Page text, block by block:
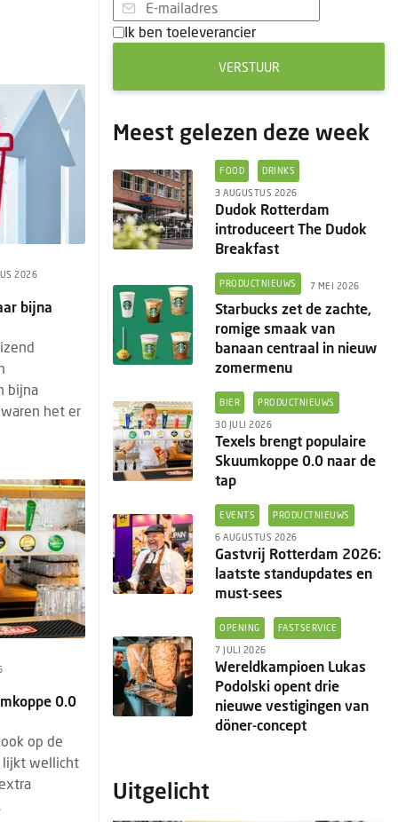
2026
bijna
bijna
het er
0.0
op de
lijkt wellicht
Ik ben toeleverancier
VERSTUUR
Meest gelezen deze week
FOOD DRINKS
3 AUGUSTUS 2026
Dudok Rotterdam
introduceert The Dudok
Breakfast
PRODUCTNIEUWS 7 MEI 2026
Starbucks zet de zachte,
romige smaak van
banaan centraal in nieuw
zomermenu
BIER PRODUCTNIEUWS
30 JULI 2026
Texels brengt populaire
Skuumkoppe 0.0 naar de
tap
EVENTS PRODUCTNIEUWS
6 AUGUSTUS 2026
Gastvrij Rotterdam 2026:
laatste standupdates en
must-sees
OPENING FASTSERVICE
7 JULI 2026
Wereldkampioen Lukas
Podolski opent drie
nieuwe vestigingen van
döner-concept
Uitgelicht